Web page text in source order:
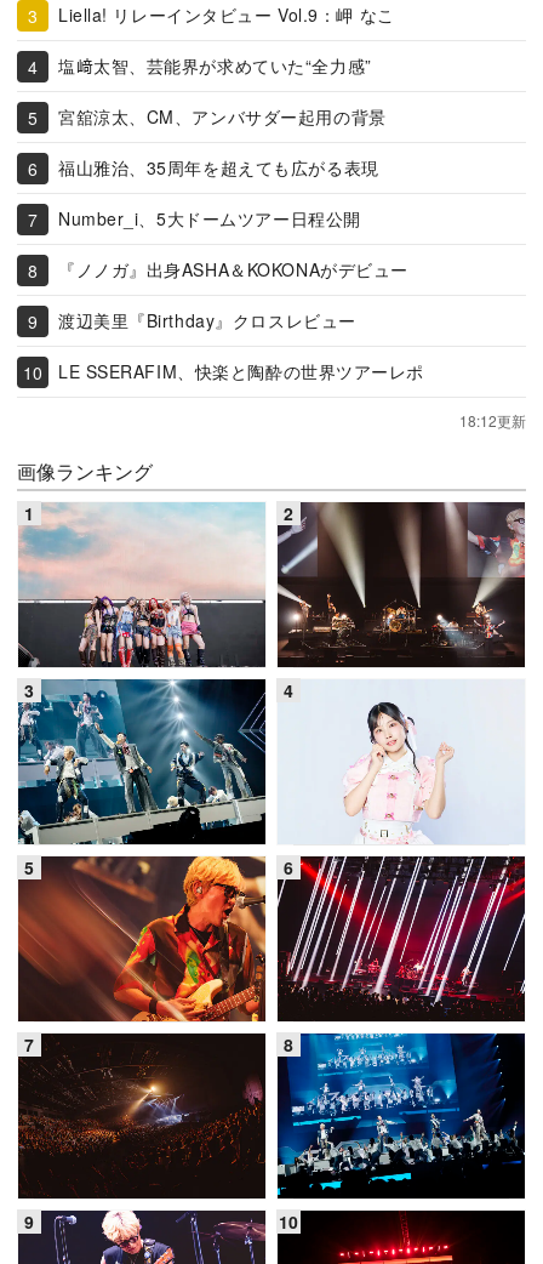
Liella! リレーインタビュー Vol.9：岬 なこ
塩﨑太智、芸能界が求めていた“全力感”
宮舘涼太、CM、アンバサダー起用の背景
福山雅治、35周年を超えても広がる表現
Number_i、5大ドームツアー日程公開
『ノノガ』出身ASHA＆KOKONAがデビュー
渡辺美里『Birthday』クロスレビュー
LE SSERAFIM、快楽と陶酔の世界ツアーレポ
18:12更新
画像ランキング